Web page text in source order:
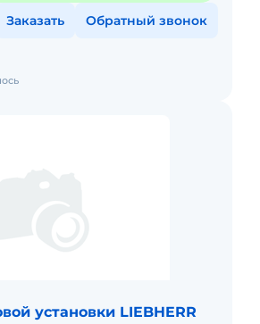
Заказать Обратный звонок
установки LIEBHERR